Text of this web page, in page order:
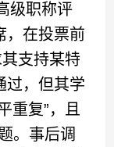
级职称评
，在投票前
支持某特
过，但其学
重复”，且
。事后调